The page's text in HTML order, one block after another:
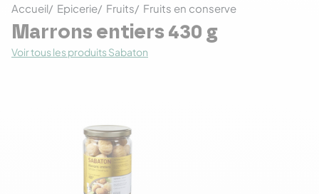
Accueil Epicerie Fruits Fruits en conserve
Marrons entiers 430 g
Voir tous les produits Sabaton